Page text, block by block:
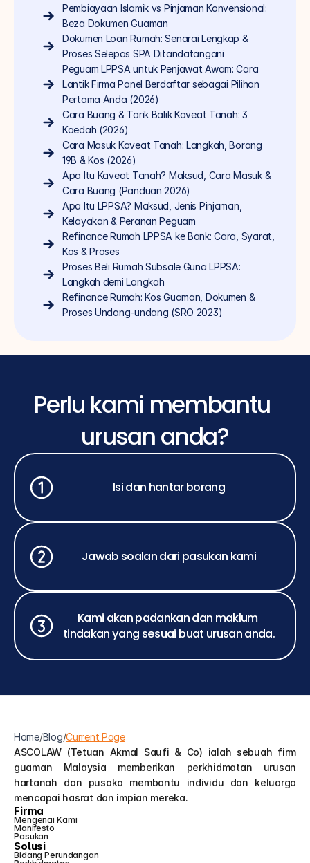
Pembiayaan Islamik vs Pinjaman Konvensional:
Beza Dokumen Guaman
Dokumen Loan Rumah: Senarai Lengkap &
Proses Selepas SPA Ditandatangani
Peguam LPPSA untuk Penjawat Awam: Cara
Lantik Firma Panel Berdaftar sebagai Pilihan
Pertama Anda (2026)
Cara Buang & Tarik Balik Kaveat Tanah: 3
Kaedah (2026)
Cara Masuk Kaveat Tanah: Langkah, Borang
19B & Kos (2026)
Apa Itu Kaveat Tanah? Maksud, Cara Masuk &
Cara Buang (Panduan 2026)
Apa Itu LPPSA? Maksud, Jenis Pinjaman,
Kelayakan & Peranan Peguam
Refinance Rumah LPPSA ke Bank: Cara, Syarat,
Kos & Proses
Proses Beli Rumah Subsale Guna LPPSA:
Langkah demi Langkah
Refinance Rumah: Kos Guaman, Dokumen &
Proses Undang-undang (SRO 2023)
Perlu kami membantu
urusan anda?
Isi dan hantar borang
Jawab soalan dari pasukan kami
Kami akan padankan dan maklum
tindakan yang sesuai buat urusan anda.
Home/Blog/Current Page
ASCOLAW (Tetuan Akmal Saufi & Co) ialah sebuah firm
guaman Malaysia memberikan perkhidmatan urusan
hartanah dan pusaka membantu individu dan keluarga
mencapai hasrat dan impian mereka.
Firma
Mengenai Kami
Manifesto
Pasukan
Solusi
Bidang Perundangan